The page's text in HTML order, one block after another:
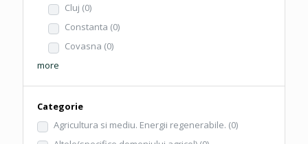
Cluj (0)
Constanta (0)
Covasna (0)
more
Categorie
Agricultura si mediu. Energii regenerabile. (0)